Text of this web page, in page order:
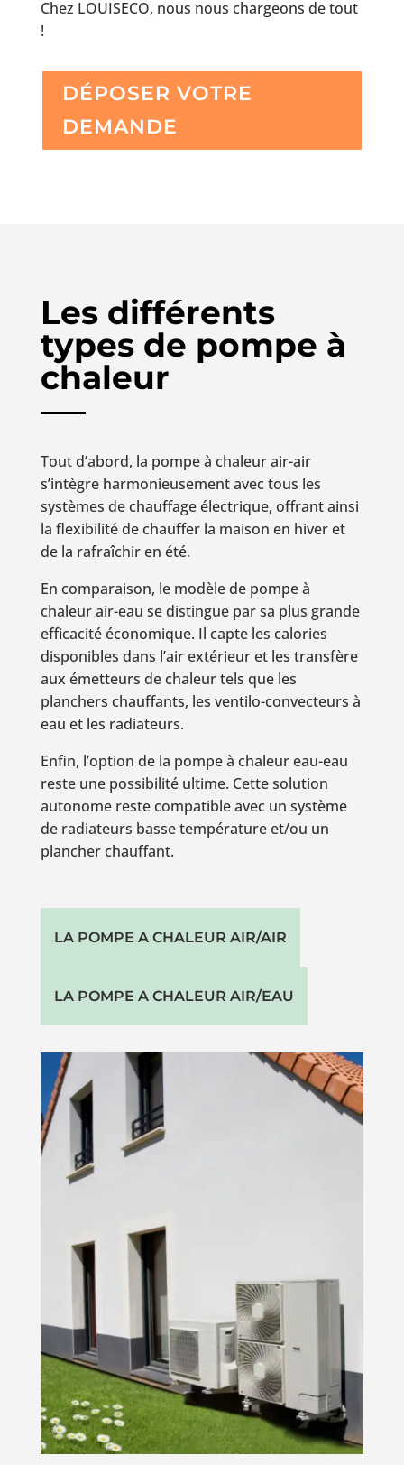
Chez LOUISECO, nous nous chargeons de tout
!
DÉPOSER VOTRE
DEMANDE
Les différents
types de pompe à
chaleur
Tout d’abord, la pompe à chaleur air-air
s’intègre harmonieusement avec tous les
systèmes de chauffage électrique, offrant ainsi
la flexibilité de chauffer la maison en hiver et
de la rafraîchir en été.
En comparaison, le modèle de pompe à
chaleur air-eau se distingue par sa plus grande
efficacité économique. Il capte les calories
disponibles dans l’air extérieur et les transfère
aux émetteurs de chaleur tels que les
planchers chauffants, les ventilo-convecteurs à
eau et les radiateurs.
Enfin, l’option de la pompe à chaleur eau-eau
reste une possibilité ultime. Cette solution
autonome reste compatible avec un système
de radiateurs basse température et/ou un
plancher chauffant.
LA POMPE A CHALEUR AIR/AIR
LA POMPE A CHALEUR AIR/EAU